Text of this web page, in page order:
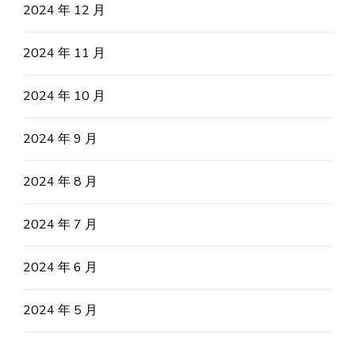
2024 年 12 月
2024 年 11 月
2024 年 10 月
2024 年 9 月
2024 年 8 月
2024 年 7 月
2024 年 6 月
2024 年 5 月